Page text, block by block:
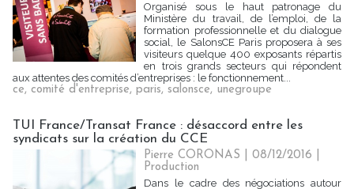
Organisé sous le haut patronage du
Ministère du travail, de l’emploi, de la
formation professionnelle et du dialogue
social, le SalonsCE Paris proposera à ses
visiteurs quelque 400 exposants répartis
en trois grands secteurs qui répondent
aux attentes des comités d’entreprises : le fonctionnement...
ce, comité d'entreprise, paris, salonsce, unegroupe
TUI France/Transat France : désaccord entre les
syndicats sur la création du CCE
Pierre CORONAS | 08/12/2016
Production
Dans le cadre des négociations autour